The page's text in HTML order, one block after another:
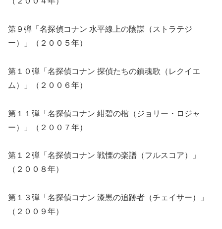
第９弾「名探偵コナン 水平線上の陰謀（ストラテジ
ー）」（２００５年）
第１０弾「名探偵コナン 探偵たちの鎮魂歌（レクイエ
ム）」（２００６年）
第１１弾「名探偵コナン 紺碧の棺（ジョリー・ロジャ
ー）」（２００７年）
第１２弾「名探偵コナン 戦慄の楽譜（フルスコア）」
（２００８年）
第１３弾「名探偵コナン 漆黒の追跡者（チェイサー）」
（２００９年）